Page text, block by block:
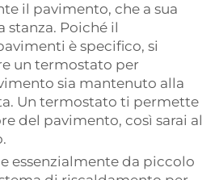
il pavimento, che a sua
stanza. Poiché il
è specifico, si
un termostato per
sia mantenuto alla
Un termostato ti permette
del pavimento, così sarai al
essenzialmente da piccolo